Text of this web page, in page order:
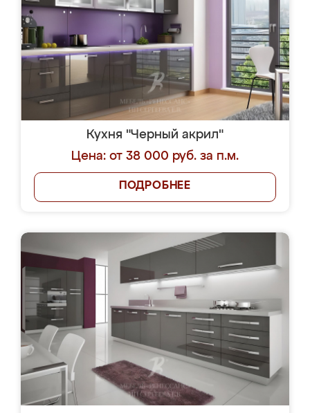
Кухня "Черный акрил"
Цена: от 38 000 руб. за п.м.
ПОДРОБНЕЕ